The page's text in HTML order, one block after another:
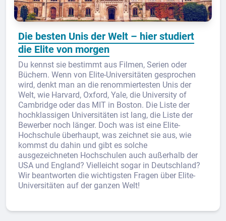
Die besten Unis der Welt – hier studiert
die Elite von morgen
Du kennst sie bestimmt aus Filmen, Serien oder
Büchern. Wenn von Elite-Universitäten gesprochen
wird, denkt man an die renommiertesten Unis der
Welt, wie Harvard, Oxford, Yale, die University of
Cambridge oder das MIT in Boston. Die Liste der
hochklassigen Universitäten ist lang, die Liste der
Bewerber noch länger. Doch was ist eine Elite-
Hochschule überhaupt, was zeichnet sie aus, wie
kommst du dahin und gibt es solche
ausgezeichneten Hochschulen auch außerhalb der
USA und England? Vielleicht sogar in Deutschland?
Wir beantworten die wichtigsten Fragen über Elite-
Universitäten auf der ganzen Welt!